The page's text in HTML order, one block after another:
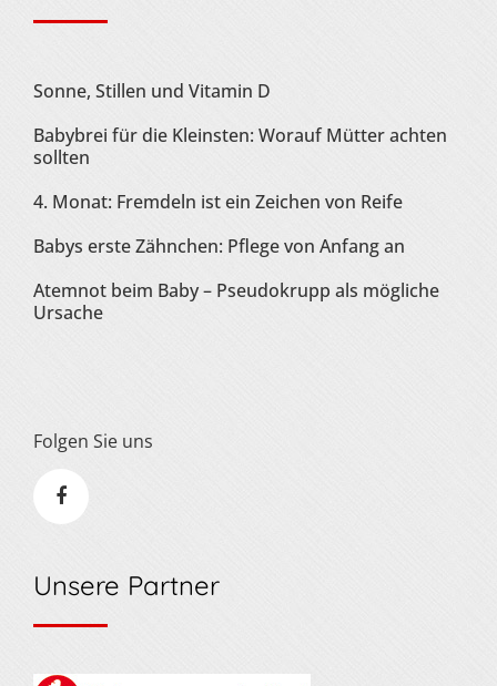
Sonne, Stillen und Vitamin D
Babybrei für die Kleinsten: Worauf Mütter achten
sollten
4. Monat: Fremdeln ist ein Zeichen von Reife
Babys erste Zähnchen: Pflege von Anfang an
Atemnot beim Baby – Pseudokrupp als mögliche
Ursache
Folgen Sie uns
Unsere Partner